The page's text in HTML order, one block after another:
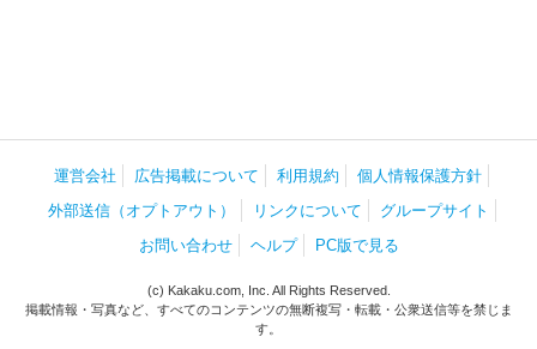
運営会社 広告掲載について 利用規約
個人情報保護方針
外部送信（オプトアウト）
リンクについて
グループサイト
お問い合わせ
ヘルプ PC版で見る
(c) Kakaku.com, Inc. All Rights Reserved.
掲載情報・写真など、すべてのコンテンツの無断複写・転載・公衆送信等を禁じま
す。